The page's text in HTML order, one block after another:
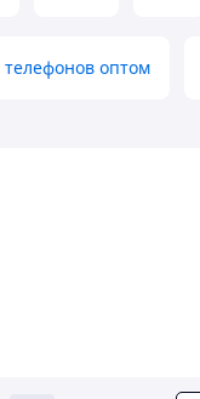
оптом